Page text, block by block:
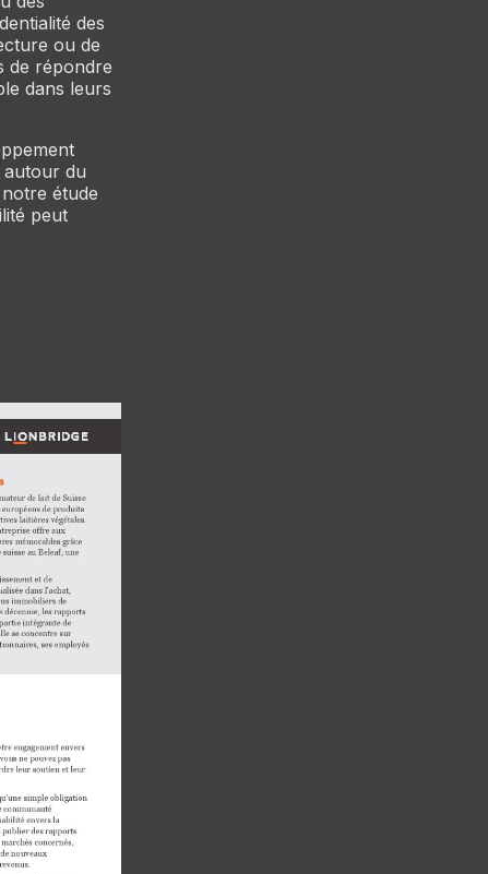
des
ou de
de répondre
dans leurs
autour du
étude
peut